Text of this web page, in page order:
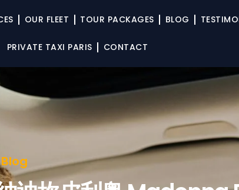
OUR FLEET TOUR PACKAGES BLOG
PRIVATE TAXI PARIS CONTACT
Blog